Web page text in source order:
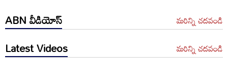
ABN వీడియోస్ మరిన్ని చదవండి
Latest Videos మరిన్ని చదవండి